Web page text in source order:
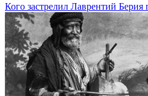
Кого застрелил Лаврентий Берия